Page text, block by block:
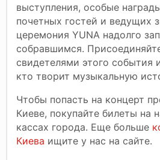
выступления, особые
почетных гостей и ведущих
церемония YUNA надолго
собравшимся.
свидетелями этого события
кто творит музыкальную
Чтобы попасть на концерт
Киеве, покупайте билеты на
кассах города. Еще больше
Киева ищите у нас на сайте.